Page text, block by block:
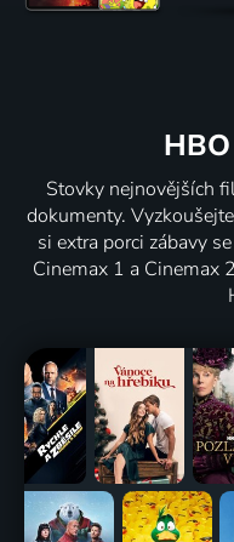
Stovky nejnovějších
dokumenty.
si extra porci zábavy
Cinemax 1 a Cinemax